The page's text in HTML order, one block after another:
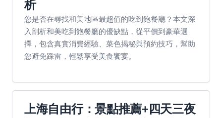
析
您是否在尋找和美地區最超值的吃到飽餐廳？本文深
入剖析和美吃到飽餐廳的優缺點，從平價到豪華選
擇，包含真實消費經驗、菜色揭秘與預約技巧，幫助
您避免踩雷，輕鬆享受美食饗宴。
上海自由行：景點推薦+四天三夜